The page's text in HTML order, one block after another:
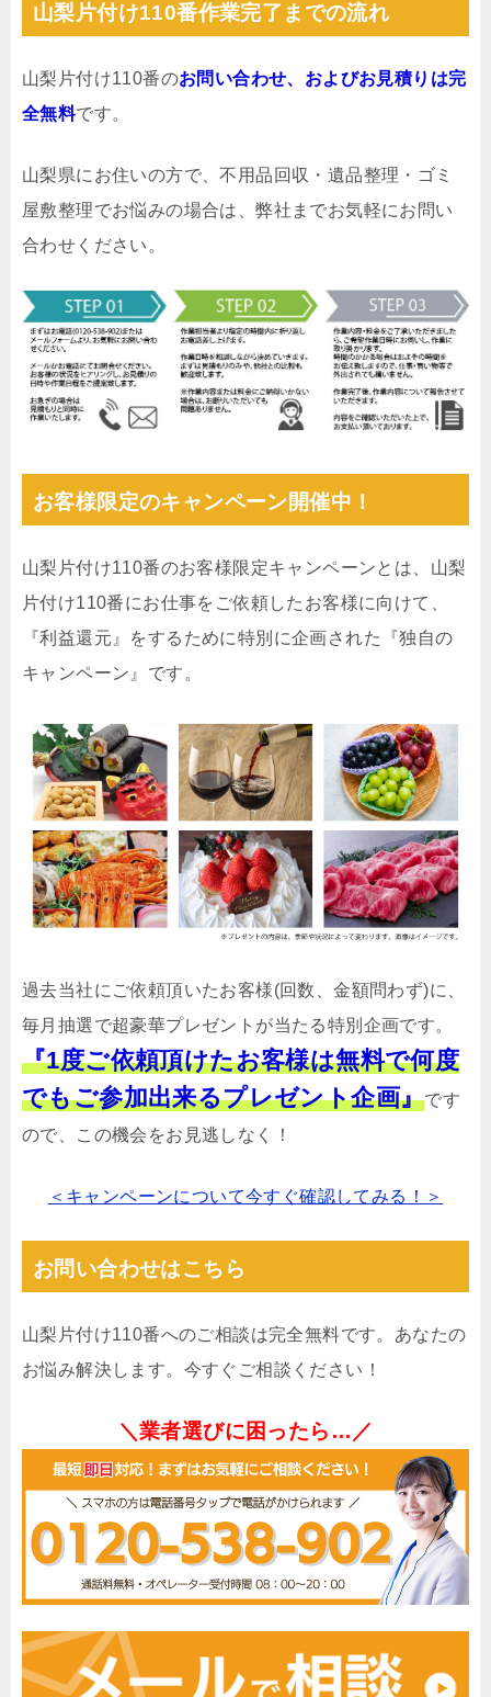
山梨片付け110番作業完了までの流れ
山梨片付け110番のお問い合わせ、およびお見積りは完
全無料です。
山梨県にお住いの方で、不用品回収・遺品整理・ゴミ
屋敷整理でお悩みの場合は、弊社までお気軽にお問い
合わせください。
お客様限定のキャンペーン開催中！
山梨片付け110番のお客様限定キャンペーンとは、山梨
片付け110番にお仕事をご依頼したお客様に向けて、
『利益還元』をするために特別に企画された『独自の
キャンペーン』です。
過去当社にご依頼頂いたお客様(回数、金額問わず)に、
毎月抽選で超豪華プレゼントが当たる特別企画です。
『1度ご依頼頂けたお客様は無料で何度
でもご参加出来るプレゼント企画』です
ので、この機会をお見逃しなく！
＜キャンペーンについて今すぐ確認してみる！＞
お問い合わせはこちら
山梨片付け110番へのご相談は完全無料です。あなたの
お悩み解決します。今すぐご相談ください！
＼業者選びに困ったら…／